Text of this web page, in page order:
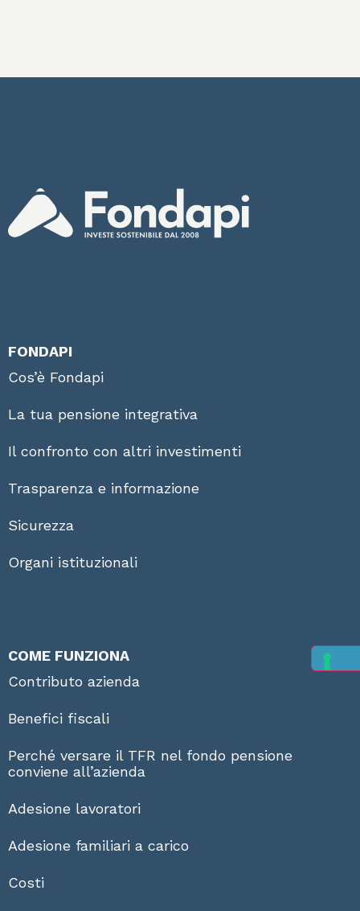
FONDAPI
Cos’è Fondapi
La tua pensione integrativa
Il confronto con altri investimenti
Trasparenza e informazione
Sicurezza
Organi istituzionali
COME FUNZIONA
Contributo azienda
Benefici fiscali
Perché versare il TFR nel fondo pensione
conviene all’azienda
Adesione lavoratori
Adesione familiari a carico
Costi